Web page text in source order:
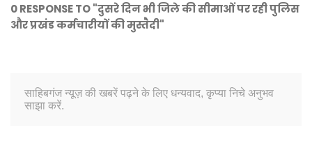
0 RESPONSE TO "दुसरे दिन भी जिले की सीमाओं पर रही पुलिस
और प्रखंड कर्मचारीयों की मुस्तैदी"
साहिबगंज न्यूज़ की खबरें पढ़ने के लिए धन्यवाद, कृप्या निचे अनुभव
साझा करें.